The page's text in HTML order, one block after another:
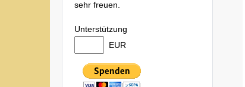
sehr freuen.
Unterstützung
EUR